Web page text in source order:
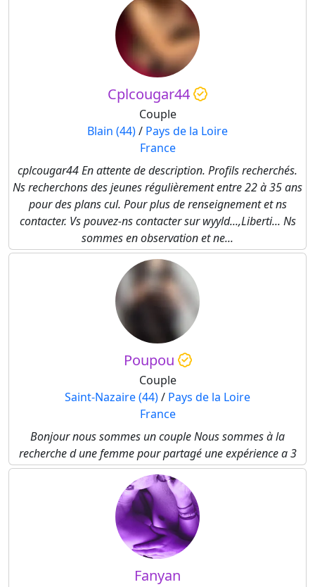
Cplcougar44
Couple
Blain (44)/ Pays de la Loire
France
cplcougar44 En attente de description. Profils recherchés.
Ns recherchons des jeunes régulièrement entre 22 à 35 ans
pour des plans cul. Pour plus de renseignement et ns
contacter. Vs pouvez-ns contacter sur wyyld...,Liberti... Ns
sommes en observation et ne...
Poupou
Couple
Saint-Nazaire (44)/ Pays de la Loire
France
Bonjour nous sommes un couple Nous sommes à la
recherche d une femme pour partagé une expérience a 3
Fanyan